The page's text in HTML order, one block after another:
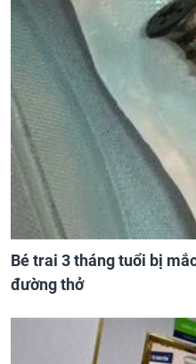
Bé trai 3 tháng tuổi bị
đường thở